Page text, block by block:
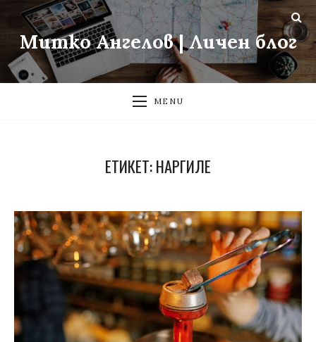
Митко Ангелов | Личен блог
MENU
ЕТИКЕТ:НАРГИЛЕ